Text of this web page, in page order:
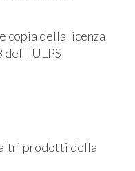
copia della licenza
TULPS
prodotti della